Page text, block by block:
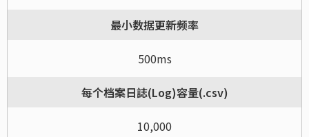
最小数据更新频率
500ms
每个档案日誌(Log)容量(.csv)
10,000